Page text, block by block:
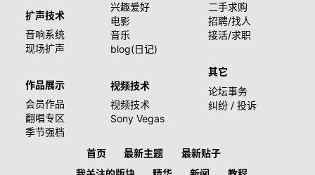
扩声技术
音响系统
现场扩声
作品展示
会员作品
翻唱专区
季节强档
兴趣爱好
电影
音乐
blog(日记)
视频技术
视频技术
Sony Vegas
二手求购
招聘/找人
接活/求职
其它
论坛事务
纠纷 / 投诉
首页 最新主题
最新贴子